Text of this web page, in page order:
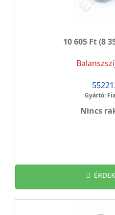
10 605 Ft(8
Gyártó:
Nincs